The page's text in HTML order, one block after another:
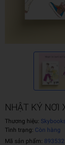
NHẬT KÝ NƠI
Thương hiệu: Skybooks
Tình trạng: Còn hàng
Mã sản phẩm: